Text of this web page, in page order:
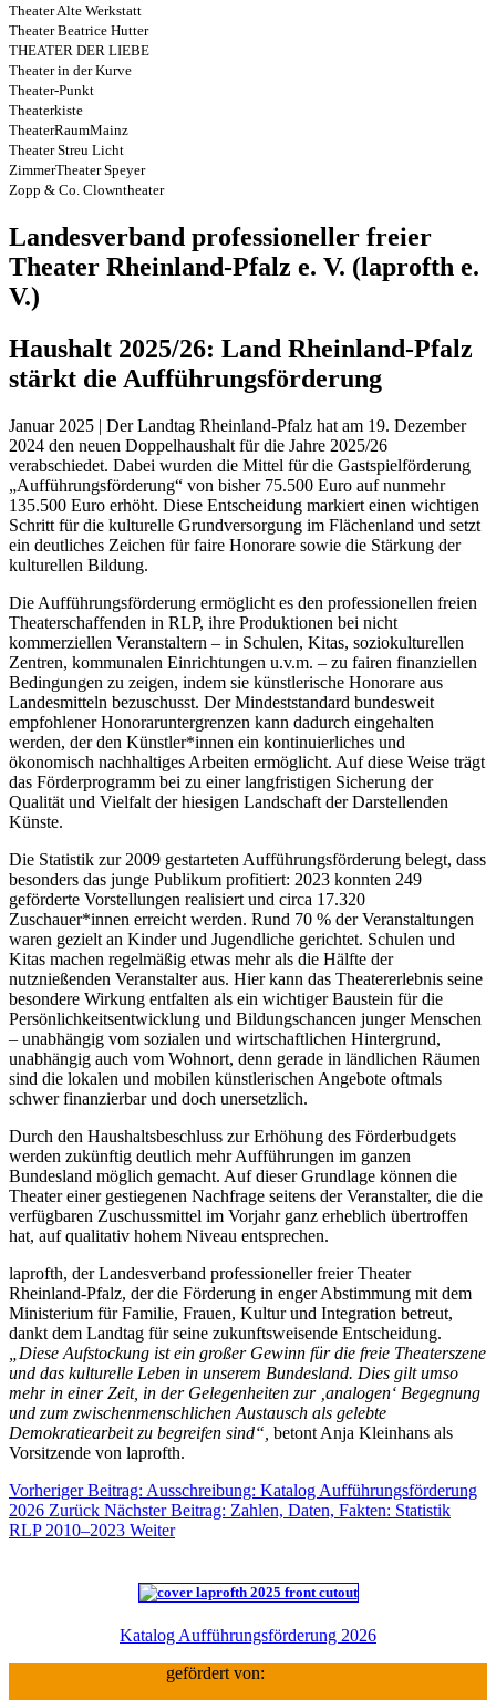
Theater Alte Werkstatt
Theater Beatrice Hutter
THEATER DER LIEBE
Theater in der Kurve
Theater-Punkt
Theaterkiste
TheaterRaumMainz
Theater Streu Licht
ZimmerTheater Speyer
Zopp & Co. Clowntheater
Landesverband professioneller freier
Theater Rheinland-Pfalz e. V. (laprofth e.
V.)
Haushalt 2025/26: Land Rheinland-Pfalz
stärkt die Aufführungsförderung
Januar 2025 | Der Landtag Rheinland-Pfalz hat am 19. Dezember
2024 den neuen Doppelhaushalt für die Jahre 2025/26
verabschiedet. Dabei wurden die Mittel für die Gastspielförderung
„Aufführungsförderung“ von bisher 75.500 Euro auf nunmehr
135.500 Euro erhöht. Diese Entscheidung markiert einen wichtigen
Schritt für die kulturelle Grundversorgung im Flächenland und setzt
ein deutliches Zeichen für faire Honorare sowie die Stärkung der
kulturellen Bildung.
Die Aufführungsförderung ermöglicht es den professionellen freien
Theaterschaffenden in RLP, ihre Produktionen bei nicht
kommerziellen Veranstaltern – in Schulen, Kitas, soziokulturellen
Zentren, kommunalen Einrichtungen u.v.m. – zu fairen finanziellen
Bedingungen zu zeigen, indem sie künstlerische Honorare aus
Landesmitteln bezuschusst. Der Mindeststandard bundesweit
empfohlener Honoraruntergrenzen kann dadurch eingehalten
werden, der den Künstler*innen ein kontinuierliches und
ökonomisch nachhaltiges Arbeiten ermöglicht. Auf diese Weise trägt
das Förderprogramm bei zu einer langfristigen Sicherung der
Qualität und Vielfalt der hiesigen Landschaft der Darstellenden
Künste.
Die Statistik zur 2009 gestarteten Aufführungsförderung belegt, dass
besonders das junge Publikum profitiert: 2023 konnten 249
geförderte Vorstellungen realisiert und circa 17.320
Zuschauer*innen erreicht werden. Rund 70 % der Veranstaltungen
waren gezielt an Kinder und Jugendliche gerichtet. Schulen und
Kitas machen regelmäßig etwas mehr als die Hälfte der
nutznießenden Veranstalter aus. Hier kann das Theatererlebnis seine
besondere Wirkung entfalten als ein wichtiger Baustein für die
Persönlichkeitsentwicklung und Bildungschancen junger Menschen
– unabhängig vom sozialen und wirtschaftlichen Hintergrund,
unabhängig auch vom Wohnort, denn gerade in ländlichen Räumen
sind die lokalen und mobilen künstlerischen Angebote oftmals
schwer finanzierbar und doch unersetzlich.
Durch den Haushaltsbeschluss zur Erhöhung des Förderbudgets
werden zukünftig deutlich mehr Aufführungen im ganzen
Bundesland möglich gemacht. Auf dieser Grundlage können die
Theater einer gestiegenen Nachfrage seitens der Veranstalter, die die
verfügbaren Zuschussmittel im Vorjahr ganz erheblich übertroffen
hat, auf qualitativ hohem Niveau entsprechen.
laprofth, der Landesverband professioneller freier Theater
Rheinland-Pfalz, der die Förderung in enger Abstimmung mit dem
Ministerium für Familie, Frauen, Kultur und Integration betreut,
dankt dem Landtag für seine zukunftsweisende Entscheidung.
„Diese Aufstockung ist ein großer Gewinn für die freie Theaterszene
und das kulturelle Leben in unserem Bundesland. Dies gilt umso
mehr in einer Zeit, in der Gelegenheiten zur ‚analogen‘ Begegnung
und zum zwischenmenschlichen Austausch als gelebte
Demokratiearbeit zu begreifen sind“, betont Anja Kleinhans als
Vorsitzende von laprofth.
Vorheriger Beitrag: Ausschreibung: Katalog Aufführungsförderung
2026 Zurück Nächster Beitrag: Zahlen, Daten, Fakten: Statistik
RLP 2010–2023 Weiter
Katalog Aufführungsförderung 2026
gefördert von: